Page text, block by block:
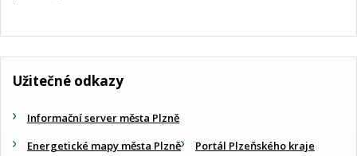
Užitečné odkazy
Informační server města Plzně
Energetické mapy města Plzně
Portál Plzeňského kraje